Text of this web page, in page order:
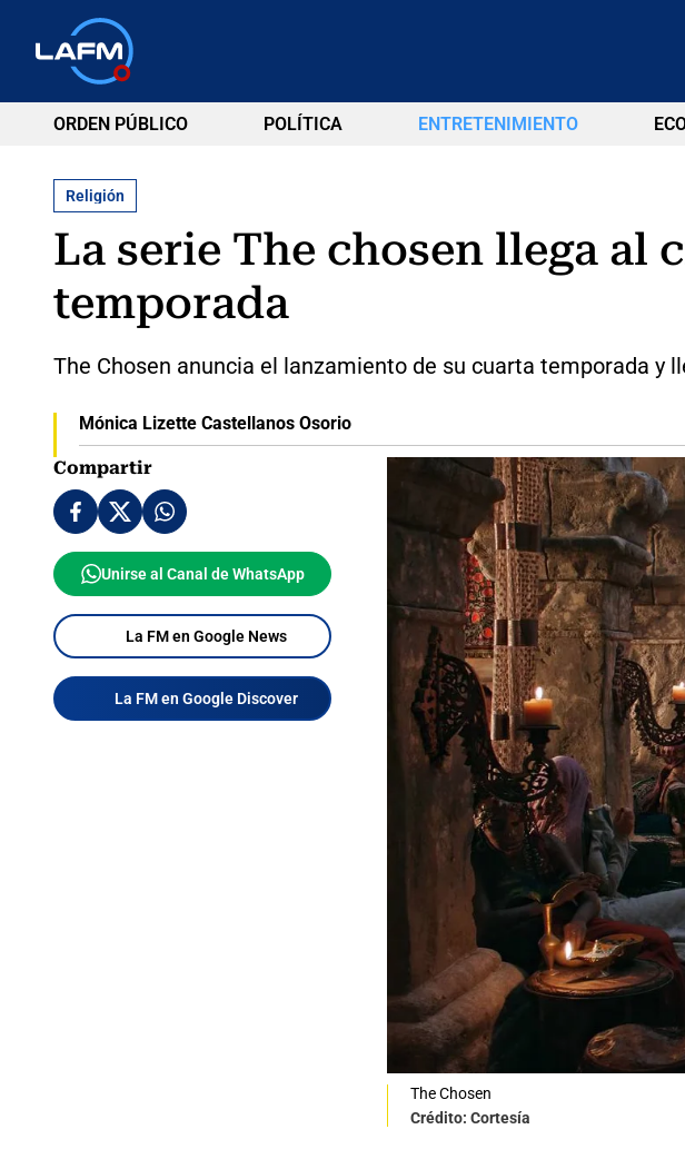
ORDEN PÚBLICO POLÍTICA ENTRETENIMIENTO
Religión
La serie The chosen llega al
temporada
The Chosen anuncia el lanzamiento de su cuarta temporada y
Mónica Lizette Castellanos Osorio
Compartir
Unirse al Canal de WhatsApp
La FM en Google News
La FM en Google Discover
The Chosen
Crédito: Cortesía